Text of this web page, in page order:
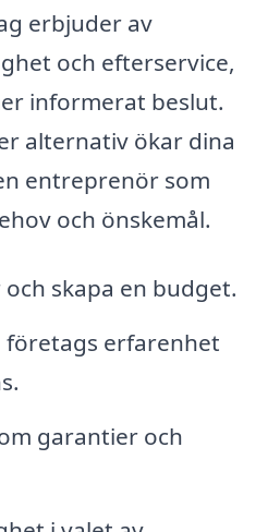
erbjuder av
och efterservice,
informerat beslut.
alternativ ökar dina
entreprenör som
och önskemål.
skapa en budget.
företags erfarenhet
garantier och